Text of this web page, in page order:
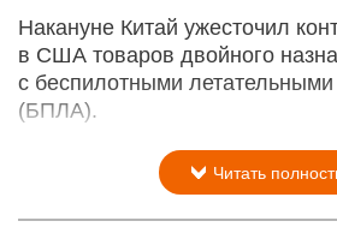
Накануне Китай ужесточил
в США товаров двойного
с беспилотными
(БПЛА).
Читать